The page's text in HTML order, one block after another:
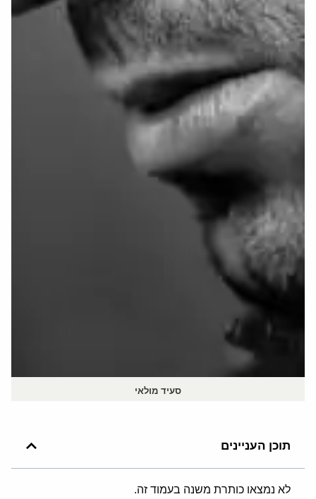
סעיד מולאי
תוכן העניינים
לא נמצאו כותרת משנה בעמוד זה.